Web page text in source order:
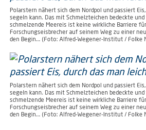
Polarstern nähert sich dem Nordpol und passiert
segeln kann. Das mit Schmelzteichen bedeckte und
schmelzende Meereis ist keine wirkliche Barriere
Forschungseisbrecher auf seinem Weg zu einer
den Begin... (Foto: Alfred-Wegener-Institut / Folke
Polarstern nähert sich dem Nordpol und passiert
segeln kann. Das mit Schmelzteichen bedeckte und
schmelzende Meereis ist keine wirkliche Barriere
Forschungseisbrecher auf seinem Weg zu einer
den Begin... (Foto: Alfred-Wegener-Institut / Folke